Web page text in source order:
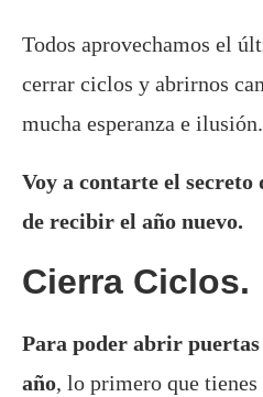
Todos aprovechamos el
cerrar ciclos y abrirnos
mucha esperanza e ilusión.
Voy a contarte el
de recibir el año nuevo.
Cierra Ciclos.
Para poder abrir puertas
año, lo primero que tienes